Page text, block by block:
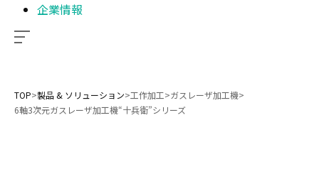
企業情報
TOP>製品 & ソリューション>工作加工>ガスレーザ加工機>
6軸3次元ガスレーザ加工機“十兵衛”シリーズ